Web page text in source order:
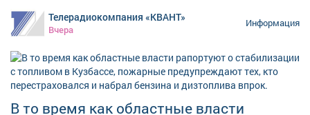
Телерадиокомпания «КВАНТ»
Вчера
Информация
В то время как областные власти